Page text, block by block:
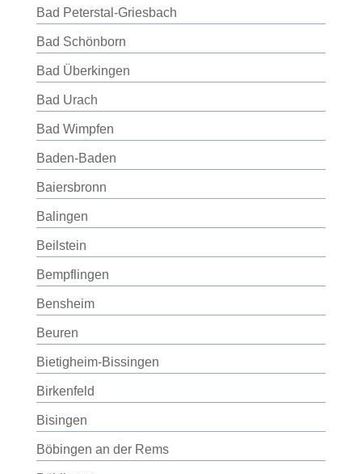
Bad Peterstal-Griesbach
Bad Schönborn
Bad Überkingen
Bad Urach
Bad Wimpfen
Baden-Baden
Baiersbronn
Balingen
Beilstein
Bempflingen
Bensheim
Beuren
Bietigheim-Bissingen
Birkenfeld
Bisingen
Böbingen an der Rems